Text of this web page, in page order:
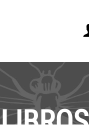
LIBROS